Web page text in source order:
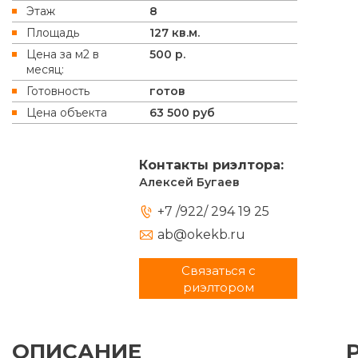
Этаж
8
Площадь
127 кв.м.
Цена за м2 в
месяц:
500 р.
Готовность
готов
Цена объекта
63 500 руб
Контакты риэлтора:
Алексей Бугаев
+7 /922/ 294 19 25
ab@okekb.ru
Связаться с
риэлтором
ОПИСАНИЕ